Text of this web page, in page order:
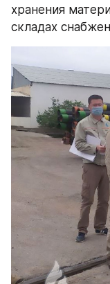
хранения
складах